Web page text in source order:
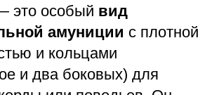
это особый вид
амуниции с плотной
и кольцами
и два боковых) для